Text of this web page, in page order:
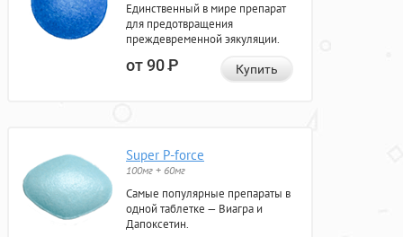
Единственный в мире препарат
для предотвращения
преждевременной эякуляции.
от 90Р Купить
Super P-force
100мг + 60мг
Самые популярные препараты в
одной таблетке — Виагра и
Дапоксетин.